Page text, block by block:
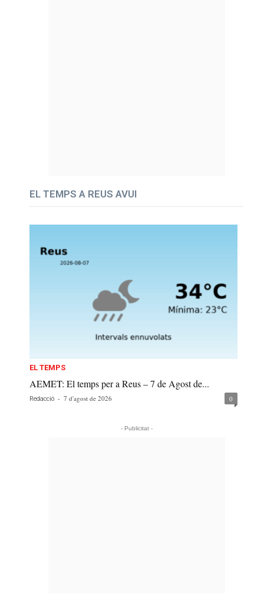
EL TEMPS A REUS AVUI
EL TEMPS
AEMET: El temps per a Reus – 7 de Agost de...
Redacció - 7 d'agost de 2026 0
- Publicitat -